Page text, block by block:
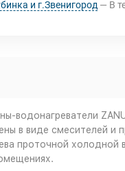
и г.Звенигород В
водонагреватели
в виде смесителей и
проточной холодной